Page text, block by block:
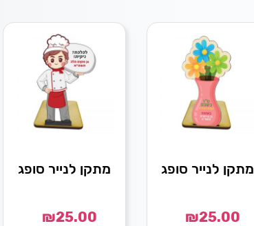
מתקן לנייר סופג
₪25.00
מתקן לנייר סופג
₪25.00